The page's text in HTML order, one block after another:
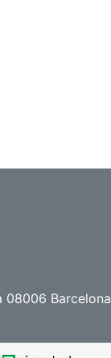
08006 Barcelona